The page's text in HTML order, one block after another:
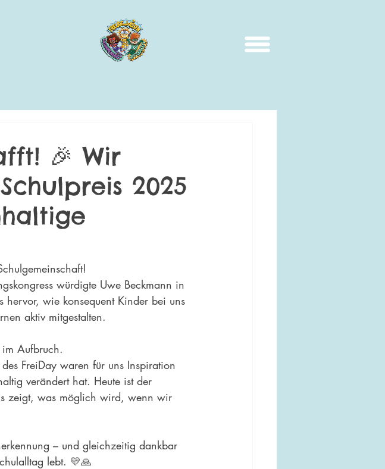
🎉 Wir
2025
würdigte Uwe Beckmann in
hervor, wie konsequent Kinder bei uns
aktiv mitgestalten.
Aufbruch.
FreiDay waren für uns Inspiration
verändert hat. Heute ist der
zeigt, was möglich wird, wenn wir
– und gleichzeitig dankbar
lebt. 💛🙏